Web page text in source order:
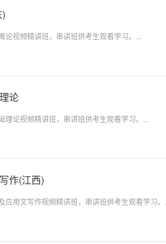
视频精讲班，串讲班供考生观看学习。...
论
论视频精讲班，串讲班供考生观看学习。...
作(江西)
用文写作视频精讲班，串讲班供考生观看学习。...